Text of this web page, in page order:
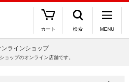
カート 検索 MENU
ンラインショップ
ョップのオンライン店舗です。